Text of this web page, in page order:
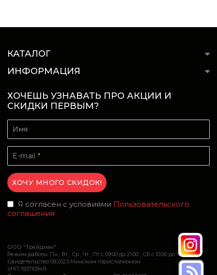
КАТАЛОГ
ИНФОРМАЦИЯ
ХОЧЕШЬ УЗНАВАТЬ ПРО АКЦИИ И
СКИДКИ ПЕРВЫМ?
Я согласен с условиями Пользовательского
соглашения
ООО "Трейдман"
Режим работы: Пн , Вт , Ср , Чт , Пт c 09:00 до 21:00 ; Сб c 10:00 до 16:00
Свидетельство 09.2023 Минским горисполкомом
УНП 193710949